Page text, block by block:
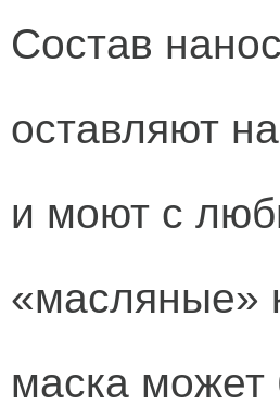
Состав
оставляют
и моют с
«масляные»
маска может